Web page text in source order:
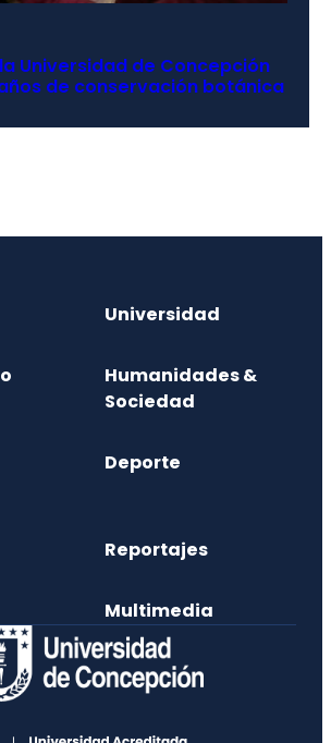
Universidad de Concepción
de conservación botánica
Universidad
Humanidades &
Sociedad
Deporte
Reportajes
Multimedia